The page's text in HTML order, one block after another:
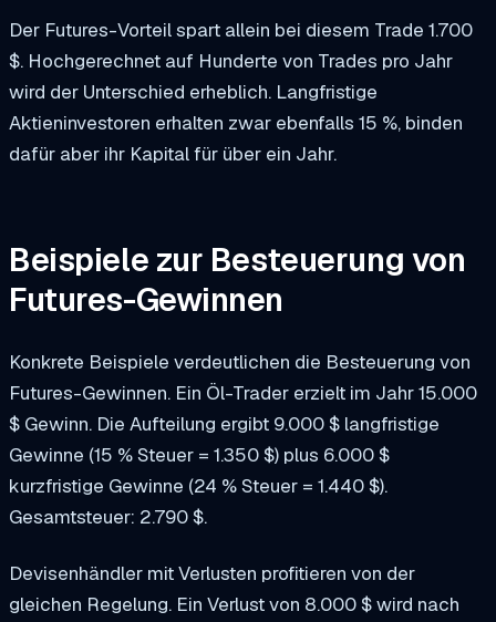
Der Futures-Vorteil spart allein bei diesem Trade 1.700
$. Hochgerechnet auf Hunderte von Trades pro Jahr
wird der Unterschied erheblich. Langfristige
Aktieninvestoren erhalten zwar ebenfalls 15 %, binden
dafür aber ihr Kapital für über ein Jahr.
Beispiele zur Besteuerung von
Futures-Gewinnen
Konkrete Beispiele verdeutlichen die Besteuerung von
Futures-Gewinnen. Ein Öl-Trader erzielt im Jahr 15.000
$ Gewinn. Die Aufteilung ergibt 9.000 $ langfristige
Gewinne (15 % Steuer = 1.350 $) plus 6.000 $
kurzfristige Gewinne (24 % Steuer = 1.440 $).
Gesamtsteuer: 2.790 $.
Devisenhändler mit Verlusten profitieren von der
gleichen Regelung. Ein Verlust von 8.000 $ wird nach